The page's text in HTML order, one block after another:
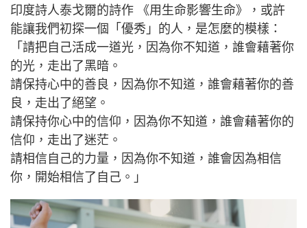
印度詩人泰戈爾的詩作 《用生命影響生命》，或許
能讓我們初探一個「優秀」的人，是怎麼的模樣：
「請把自己活成一道光，因為你不知道，誰會藉著你
的光，走出了黑暗。
請保持心中的善良，因為你不知道，誰會藉著你的善
良，走出了絕望。
請保持你心中的信仰，因為你不知道，誰會藉著你的
信仰，走出了迷茫。
請相信自己的力量，因為你不知道，誰會因為相信
你，開始相信了自己。」